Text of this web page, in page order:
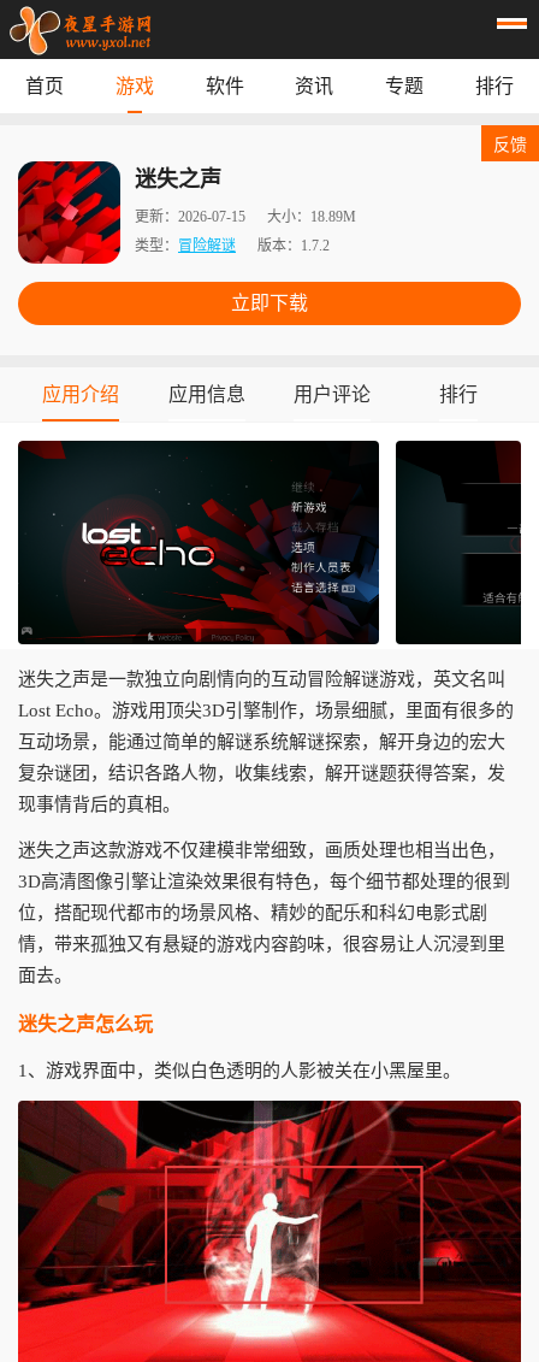
专题 榜单
首页 游戏 软件 资讯 专题 排行
迷失之声
更新： 2026-07-15 大小： 18.89M
类型： 冒险解谜 版本： 1.7.2
立即下载
反馈
应用介绍 应用信息 用户评论 排行
迷失之声是一款独立向剧情向的互动冒险解谜游戏，英文名叫
Lost Echo。游戏用顶尖3D引擎制作，场景细腻，里面有很多的
互动场景，能通过简单的解谜系统解谜探索，解开身边的宏大
复杂谜团，结识各路人物，收集线索，解开谜题获得答案，发
现事情背后的真相。
迷失之声这款游戏不仅建模非常细致，画质处理也相当出色，
3D高清图像引擎让渲染效果很有特色，每个细节都处理的很到
位，搭配现代都市的场景风格、精妙的配乐和科幻电影式剧
情，带来孤独又有悬疑的游戏内容韵味，很容易让人沉浸到里
面去。
迷失之声怎么玩
1、游戏界面中，类似白色透明的人影被关在小黑屋里。